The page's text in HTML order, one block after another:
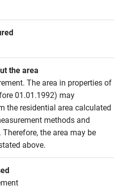
the area
The area in properties of
01.01.1992) may
the residential area calculated
methods and
the area may be
above.